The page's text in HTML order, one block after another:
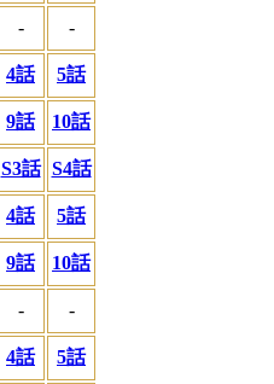
- -
4話 5話
9話 10話
S3話 S4話
4話 5話
9話 10話
- -
4話 5話